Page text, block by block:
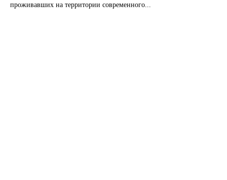
проживавших на территории современного...